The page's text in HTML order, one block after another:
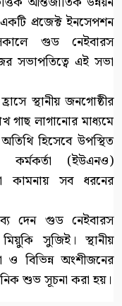
প্রজেক্ট ইনসেপশন
গুড নেইবারস
সভাপতিত্বে এই সভা
স্থানীয় জনগোষ্ঠীর
গাছ লাগানোর মাধ্যমে
হিসেবে উপস্থিত
কর্মকর্তা (ইউএনও)
কামনায় সব ধরনের
দেন গুড নেইবারস
সুজিই। স্থানীয়
ও বিভিন্ন অংশীজনের
শুভ সূচনা করা হয়।